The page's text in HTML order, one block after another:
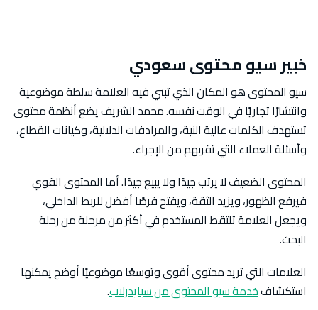
خبير سيو محتوى سعودي
سيو المحتوى هو المكان الذي تبني فيه العلامة سلطة موضوعية
وانتشارًا تجاريًا في الوقت نفسه. محمد الشريف يضع أنظمة محتوى
تستهدف الكلمات عالية النية، والمرادفات الدلالية، وكيانات القطاع،
وأسئلة العملاء التي تقربهم من الإجراء.
المحتوى الضعيف لا يرتب جيدًا ولا يبيع جيدًا. أما المحتوى القوي
فيرفع الظهور، ويزيد الثقة، ويفتح فرصًا أفضل للربط الداخلي،
ويجعل العلامة تلتقط المستخدم في أكثر من مرحلة من رحلة
البحث.
العلامات التي تريد محتوى أقوى وتوسعًا موضوعيًا أوضح يمكنها
استكشافخدمة سيو المحتوى من سبايدرلاب.